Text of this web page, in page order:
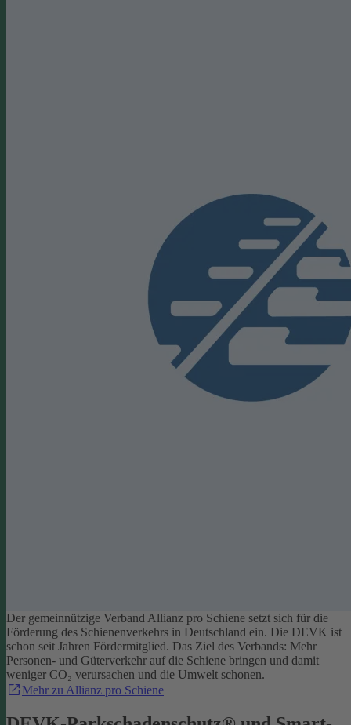
Der gemeinnützige Verband Allianz pro Schiene setzt sich für die
Förderung des Schienenverkehrs in Deutschland ein. Die DEVK ist
schon seit Jahren Fördermitglied. Das Ziel des Verbands: Mehr
Personen- und Güterverkehr auf die Schiene bringen und damit
weniger CO₂ verursachen und die Umwelt schonen.
Mehr zu Allianz pro Schiene